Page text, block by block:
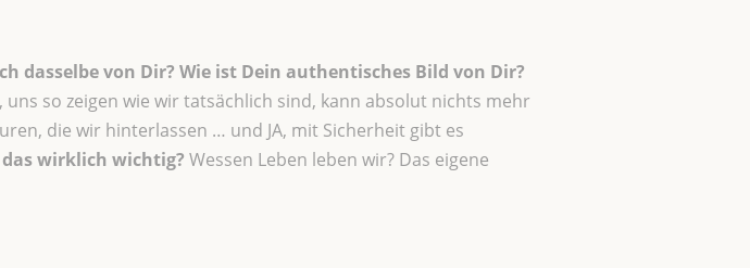
dasselbe von Dir? Wie ist Dein authentisches Bild von Dir?
so zeigen wie wir tatsächlich sind, kann absolut nichts mehr
die wir hinterlassen … und JA, mit Sicherheit gibt es
wirklich wichtig? Wessen Leben leben wir? Das eigene